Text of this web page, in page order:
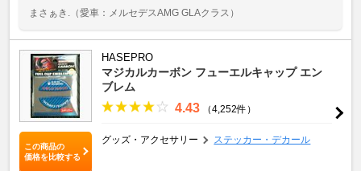
まさぁき.
（愛車：メルセデスAMG GLAクラス）
この商品の
価格を比較する
HASEPRO
マジカルカーボン フューエルキャップ エン
ブレム
4.43 （4,252件）
グッズ・アクセサリー ステッカー・デカール